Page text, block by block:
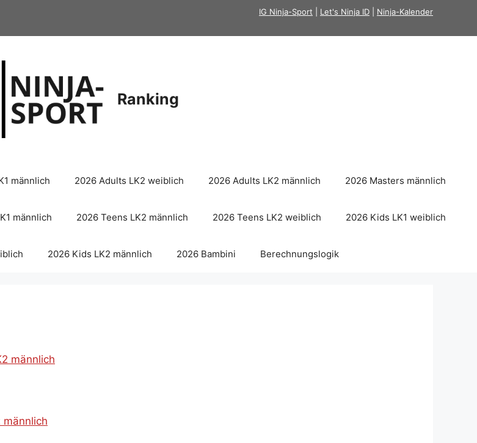
IG Ninja-Sport Let's Ninja ID Ninja-Kalender
Ranking
männlich 2026 Adults LK2 weiblich 2026 Adults LK2 männlich 2026 Masters männlich
männlich 2026 Teens LK2 männlich 2026 Teens LK2 weiblich 2026 Kids LK1 weiblich
2026 Kids LK2 männlich 2026 Bambini Berechnungslogik
männlich
männlich